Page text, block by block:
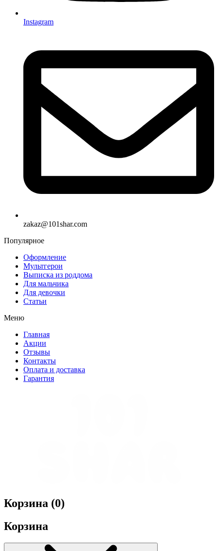
Instagram
zakaz@101shar.com
Популярное
Оформление
Мультгерои
Выписка из роддома
Для мальчика
Для девочки
Статьи
Меню
Главная
Акции
Отзывы
Контакты
Оплата и доставка
Гарантия
Корзина (0)
Корзина